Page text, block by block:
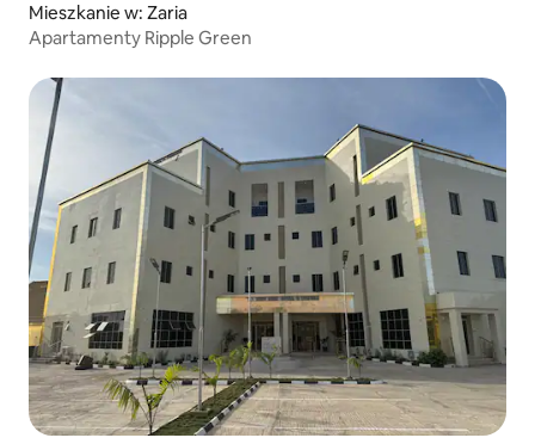
Mieszkanie w: Zaria
Apartamenty Ripple Green